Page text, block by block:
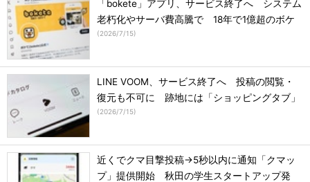
「bokete」アプリ、サービス終了へ システム
老朽化やサーバ費高騰で 18年で1億超のボケ
(2026/7/15)
LINE VOOM、サービス終了へ 投稿の閲覧・
復元も不可に 跡地には「ショッピングタブ」
(2026/7/15)
近くでクマ目撃投稿→5秒以内に通知「クマッ
プ」提供開始 秋田の学生スタートアップ発